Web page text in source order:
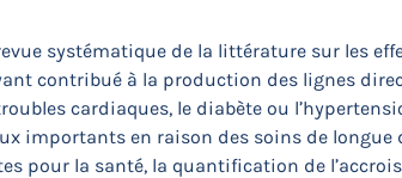
systématique de la littérature sur les
contribué à la production des lignes
cardiaques, le diabète ou
importants en raison des soins de longue
pour la santé, la quantification de